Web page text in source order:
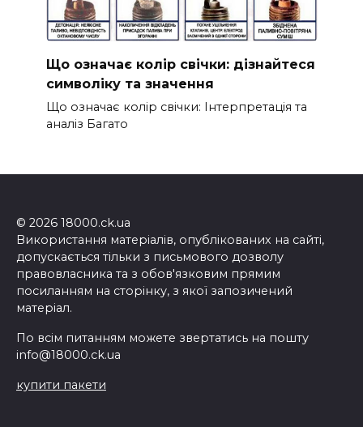
Що означає колір свічки: дізнайтеся
символіку та значення
Що означає колір свічки: Інтерпретація та
аналіз Багато
© 2026 18000.ck.ua
Використання матеріалів, опублікованих на сайті,
допускається тільки з письмового дозволу
правовласника та з обов'язковим прямим
посиланням на сторінку, з якої запозичений
матеріал.
По всім питанням можете звертатись на пошту
info@18000.ck.ua
купити пакети